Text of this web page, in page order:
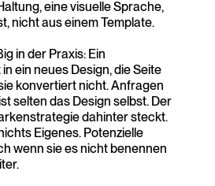
eine visuelle Sprache,
nicht aus einem Template.
in der Praxis: Ein
ein neues Design, die Seite
konvertiert nicht. Anfragen
selten das Design selbst. Der
dahinter steckt.
Eigenes. Potenzielle
wenn sie es nicht benennen